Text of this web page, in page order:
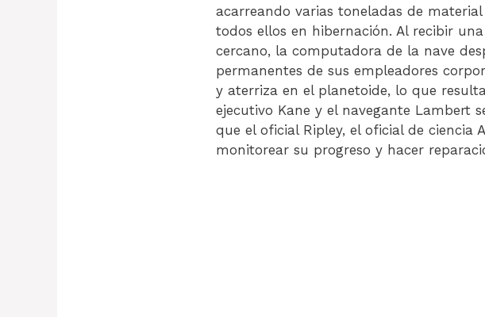
acarreando varias toneladas de
todos ellos en hibernación. Al recibir
cercano, la computadora de la nave
permanentes de sus empleadores
y aterriza en el planetoide, lo que
ejecutivo Kane y el navegante Lambert
que el oficial Ripley, el oficial de ciencia
monitorear su progreso y hacer